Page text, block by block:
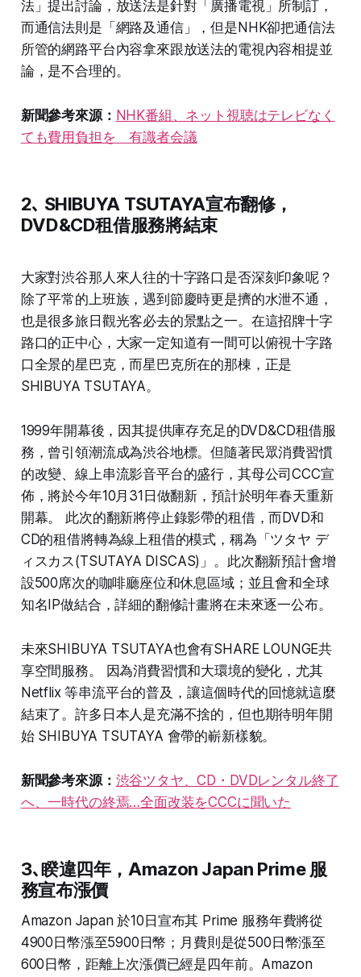
法」提出討論，放送法是針對「廣播電視」所制訂，
而通信法則是「網路及通信」，但是NHK卻把通信法
所管的網路平台內容拿來跟放送法的電視內容相提並
論，是不合理的。
新聞參考來源： NHK番組、ネット視聴はテレビなく
ても費用負担を 有識者会議
2､ SHIBUYA TSUTAYA宣布翻修，
DVD&CD租借服務將結束
大家對渋谷那人來人往的十字路口是否深刻印象呢？
除了平常的上班族，遇到節慶時更是擠的水泄不通，
也是很多旅日觀光客必去的景點之一。在這招牌十字
路口的正中心，大家一定知道有一間可以俯視十字路
口全景的星巴克，而星巴克所在的那棟，正是
SHIBUYA TSUTAYA。
1999年開幕後，因其提供庫存充足的DVD&CD租借服
務，曾引領潮流成為渋谷地標。但隨著民眾消費習慣
的改變、線上串流影音平台的盛行，其母公司CCC宣
佈，將於今年10月31日做翻新，預計於明年春天重新
開幕。 此次的翻新將停止錄影帶的租借，而DVD和
CD的租借將轉為線上租借的模式，稱為「ツタヤ デ
ィスカス(TSUTAYA DISCAS)」。此次翻新預計會增
設500席次的咖啡廳座位和休息區域；並且會和全球
知名IP做結合，詳細的翻修計畫將在未來逐一公布。
未來SHIBUYA TSUTAYA也會有SHARE LOUNGE共
享空間服務。 因為消費習慣和大環境的變化，尤其
Netflix 等串流平台的普及，讓這個時代的回憶就這麼
結束了。許多日本人是充滿不捨的，但也期待明年開
始 SHIBUYA TSUTAYA 會帶的嶄新樣貌。
新聞參考來源： 渋谷ツタヤ、CD・DVDレンタル終了
へ、一時代の終焉…全面改装をCCCに聞いた
3､睽違四年，Amazon Japan Prime 服
務宣布漲價
Amazon Japan 於10日宣布其 Prime 服務年費將從
4900日幣漲至5900日幣；月費則是從500日幣漲至
600日幣，距離上次漲價已經是四年前。Amazon